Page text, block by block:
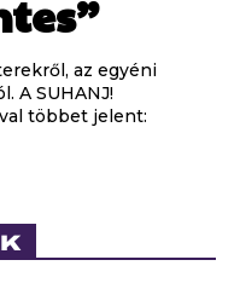
az egyéni
A SUHANJ!
többet jelent: